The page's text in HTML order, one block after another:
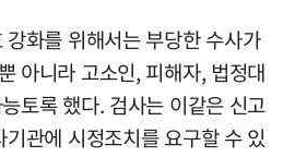
화를 위해서는 부당한 수사가
아니라 고소인, 피해자, 법정대
토록 했다. 검사는 이같은 신고
관에 시정조치를 요구할 수 있